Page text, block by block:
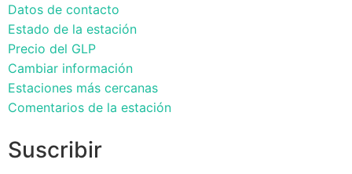
Datos de contacto
Estado de la estación
Precio del GLP
Cambiar información
Estaciones más cercanas
Comentarios de la estación
Suscribir